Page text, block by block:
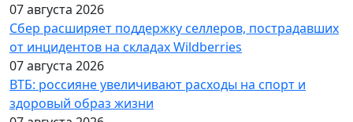
07 августа 2026
Сбер расширяет поддержку селлеров, пострадавших
от инцидентов на складах Wildberries
07 августа 2026
ВТБ: россияне увеличивают расходы на спорт и
здоровый образ жизни